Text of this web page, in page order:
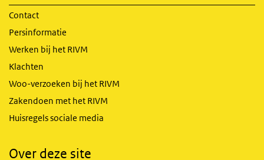
Contact
Persinformatie
Werken bij het RIVM
Klachten
Woo-verzoeken bij het RIVM
Zakendoen met het RIVM
Huisregels sociale media
Over deze site